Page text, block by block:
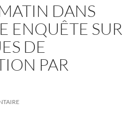
DANS
ENQUÊTE SUR
DE
PAR